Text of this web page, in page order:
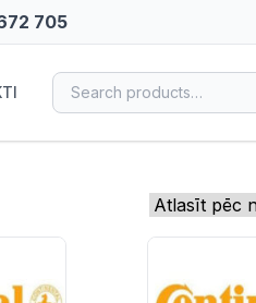
705
Search for: